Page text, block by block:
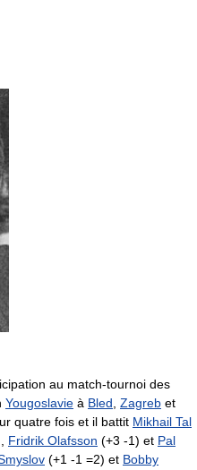
au match-tournoi des
Yougoslavie à Bled Zagreb et
quatre fois et il battit Mikhail Tal
Fridrik Olafsson (+3 -1) et Pal
(+1 -1 =2) et Bobby